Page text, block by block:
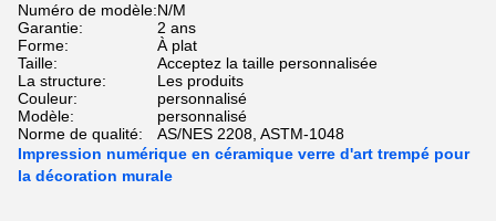
Numéro de modèle:N/M
Garantie:
2 ans
Forme:
À plat
Taille:
Acceptez la taille personnalisée
La structure:
Les produits
Couleur:
personnalisé
Modèle:
personnalisé
Norme de qualité:
AS/NES 2208, ASTM-1048
Impression numérique en céramique verre d'art trempé pour
la décoration murale